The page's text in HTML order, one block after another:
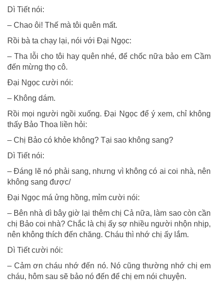
Dì Tiết nói:
– Chao ôi! Thế mà tôi quên mất.
Rồi bà ta chạy lại, nói với Đại Ngọc:
– Tha lỗi cho tôi hay quên nhé, để chốc nữa bảo em Cầm
đến mừng thọ cô.
Đại Ngọc cười nói:
– Không dám.
Rồi mọi người ngồi xuống. Đại Ngọc để ý xem, chỉ không
thấy Bảo Thoa liền hỏi:
– Chị Bảo có khỏe không? Tại sao không sang?
Dì Tiết nói:
– Đáng lẽ nó phải sang, nhưng vì không có ai coi nhà, nên
không sang được/
Đại Ngọc má ửng hồng, mỉm cười nói:
– Bên nhà dì bây giờ lại thêm chị Cả nữa, làm sao còn cần
chị Bảo coi nhà? Chắc là chị ấy sợ nhiều người nhộn nhịp,
nên không thích đến chăng. Cháu thì nhớ chị ấy lắm.
Dì Tiết cười nói:
– Cảm ơn cháu nhớ đến nó. Nó cũng thường nhớ chị em
cháu, hôm sau sẽ bảo nó đến để chị em nói chuyện.